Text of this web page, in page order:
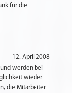
für die
12. April 2008
werden bei
wieder
die Mitarbeiter